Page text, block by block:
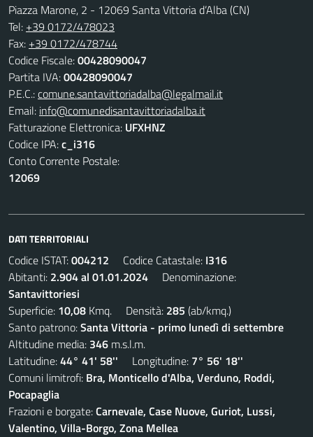
Piazza Marone, 2 - 12069 Santa Vittoria d’Alba (CN)
Tel: +39 0172/478023
Fax: +39 0172/478744
Codice Fiscale:00428090047
Partita IVA:00428090047
P.E.C.:comune.santavittoriadalba@legalmail.it
Email: info@comunedisantavittoriadalba.it
Fatturazione Elettronica: UFXHNZ
Codice IPA:c_i316
Conto Corrente Postale:
12069
DATI TERRITORIALI
Codice ISTAT:004212 Codice Catastale: I316
Abitanti: 2.904 al 01.01.2024 Denominazione:
Santavittoriesi
Superficie: 10,08 Kmq. Densità: 285 (ab/kmq.)
Santo patrono:Santa Vittoria - primo lunedì di settembre
Altitudine media: 346 m.s.l.m.
Latitudine:44° 41' 58'' Longitudine: 7° 56' 18''
Comuni limitrofi: Bra, Monticello d'Alba, Verduno, Roddi,
Pocapaglia
Frazioni e borgate:Carnevale, Case Nuove, Guriot, Lussi,
Valentino, Villa-Borgo, Zona Mellea